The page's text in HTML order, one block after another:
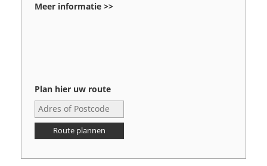
Meer informatie >>
Plan hier uw route
Route plannen